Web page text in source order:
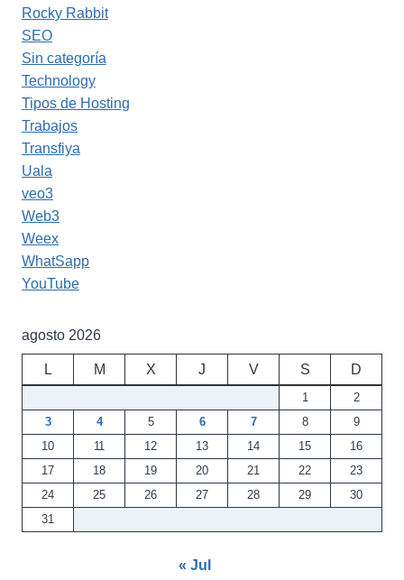
Rocky Rabbit
SEO
Sin categoría
Technology
Tipos de Hosting
Trabajos
Transfiya
Uala
veo3
Web3
Weex
WhatSapp
YouTube
agosto 2026
L M X J V S D
1
2
3
4 5 6 7 8
9
10
11 12 13 14 15
16
17
18 19 20 21 22
23
24
25 26 27 28 29
30
31
« Jul